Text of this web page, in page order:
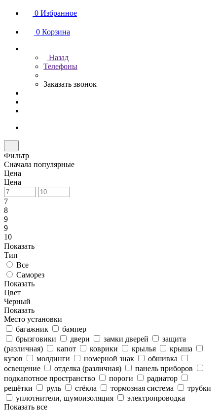
0 Избранное
0 Корзина
Назад
Телефоны
Заказать звонок
Фильтр
Сначала популярные
Цена
Цена
7
8
9
9
10
Показать
Тип
Все
Саморез
Показать
Цвет
Черный
Показать
Место установки
багажник
бампер
брызговики
двери замки дверей
защита
(различная)
капот коврики крылья
крыша
кузов
молдинги номерной знак
обшивка
освещение
отделка (различная)
панель приборов
подкапотное пространство
пороги
радиатор
решётки
руль стёкла тормозная система
трубки
уплотнители, шумоизоляция
электропроводка
Показать все